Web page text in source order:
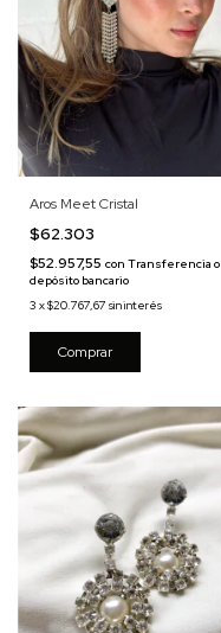
Aros Meet Cristal
$62.303
$52.957,55 con Transferencia o
depósito bancario
3 x$20.767,67 sin interés